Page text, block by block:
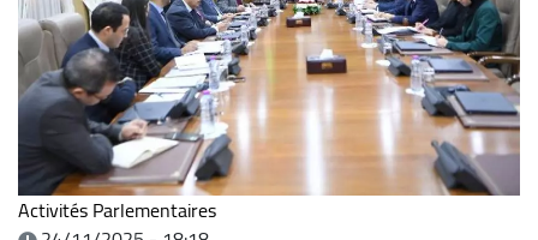
Activités Parlementaires